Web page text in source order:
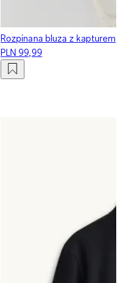
Rozpinana bluza z kapturem
PLN 99,99